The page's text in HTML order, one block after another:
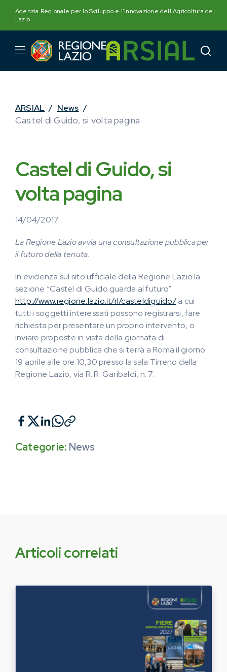
content
Agenzia Regionale per lo Sviluppo e l'Innovazione dell'Agricoltura del
Lazio
ARSIAL / News /
Castel di Guido, si volta pagina
Castel di Guido, si
volta pagina
14/04/2017
La Regione Lazio avvia una consultazione pubblica per
il futuro della tenuta.
In evidenza sul sito ufficiale della Regione Lazio la
sezione “Castel di Guido guarda al futuro”
http://www.regione.lazio.it/rl/casteldiguido/a cui
tutti i soggetti interessati possono registrarsi, fare
richiesta per presentare un proprio intervento, o
inviare proposte in vista della giornata di
consultazione pubblica che si terrà a Roma il giorno
19 aprile alle ore 10,30 presso la sala Tirreno della
Regione Lazio, via R. R. Garibaldi, n. 7.
Categorie: News
Articoli correlati